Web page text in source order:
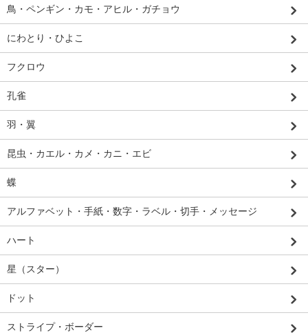
鳥・ペンギン・カモ・アヒル・ガチョウ
にわとり・ひよこ
フクロウ
孔雀
羽・翼
昆虫・カエル・カメ・カニ・エビ
蝶
アルファベット・手紙・数字・ラベル・切手・メッセージ
ハート
星（スター）
ドット
ストライプ・ボーダー